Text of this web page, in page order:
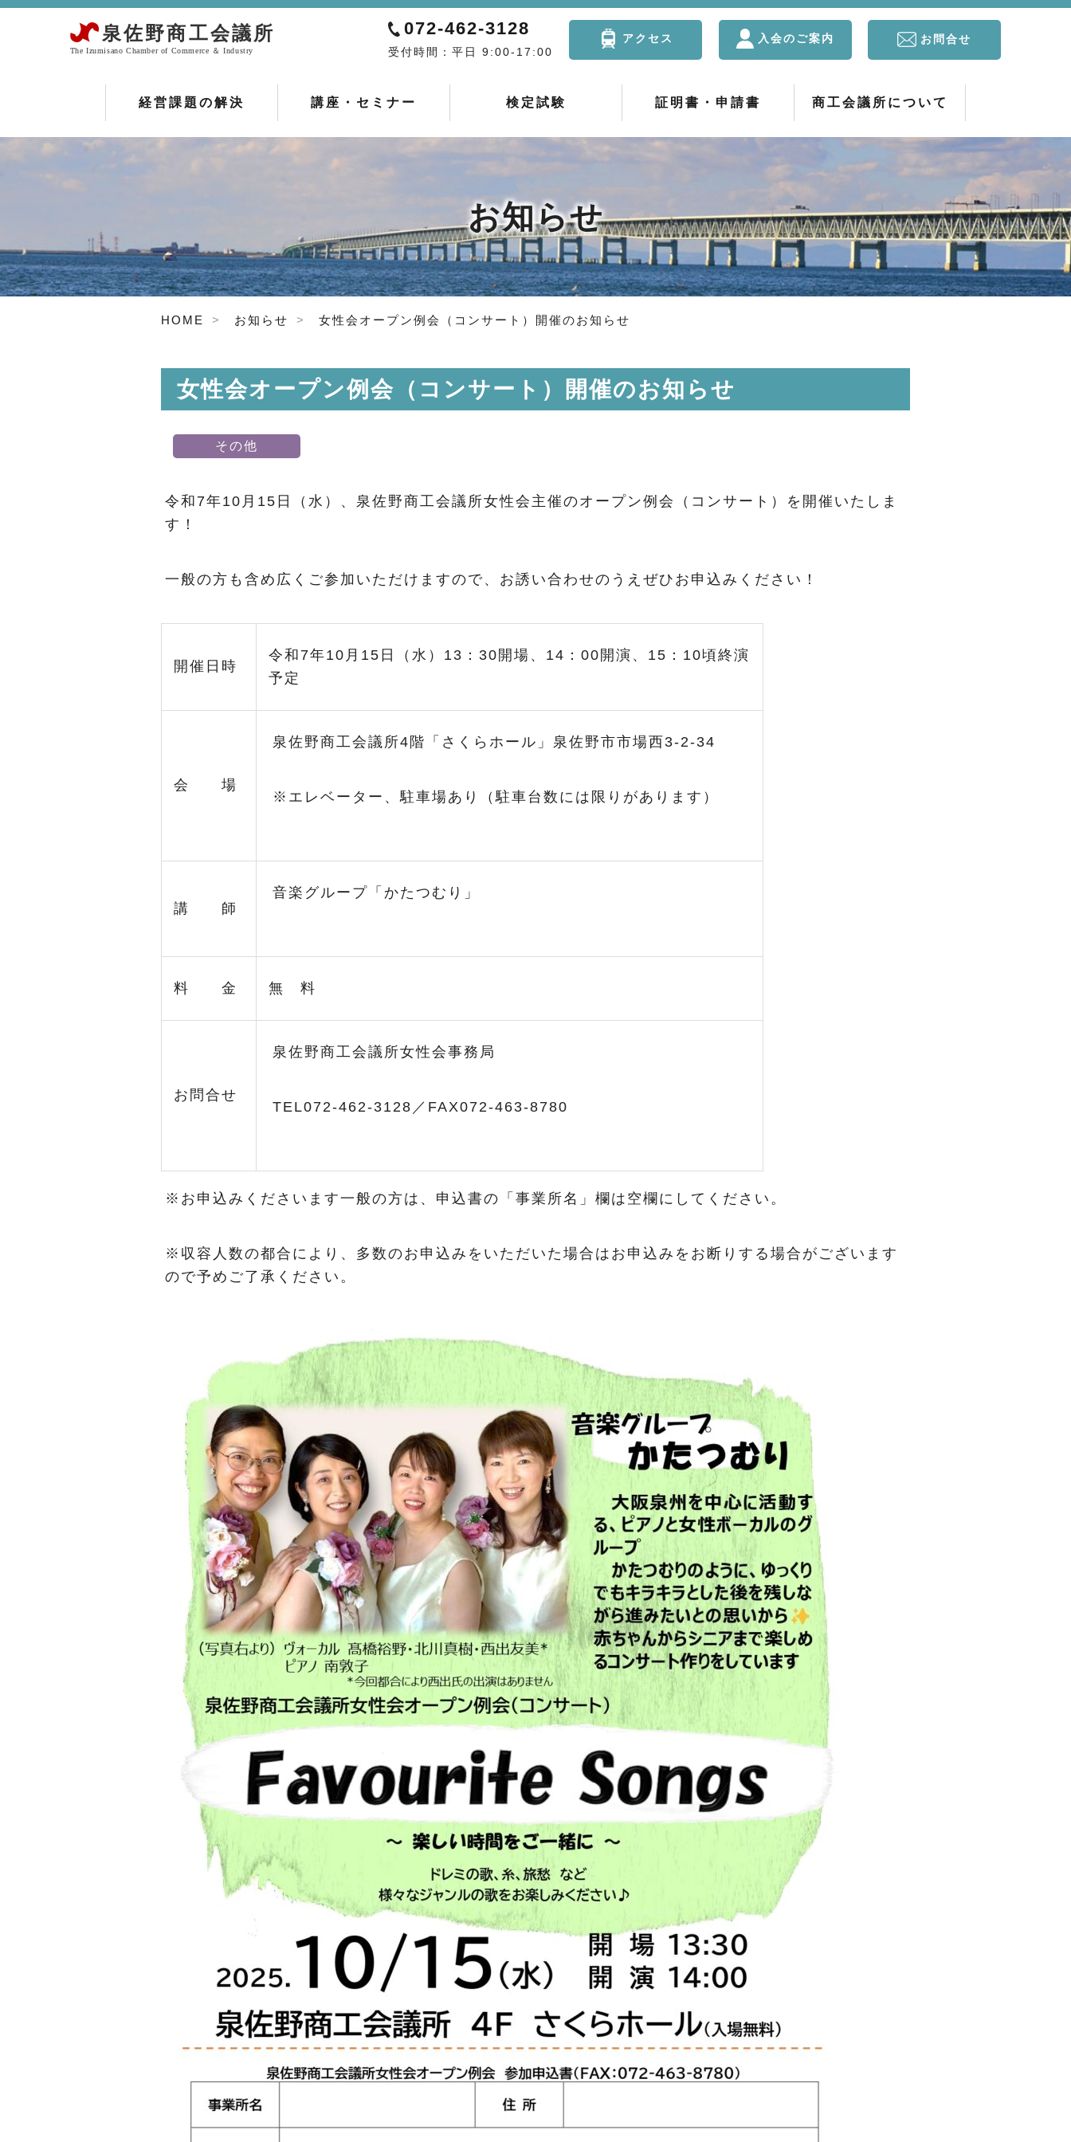
072-462-3128
受付時間：平日 9:00-17:00
アクセス 入会のご案内 お問合せ
経営課題の解決 講座・セミナー 検定試験 証明書・申請書 商工会議所について
お知らせ
HOME お知らせ 女性会オープン例会（コンサート）開催のお知らせ
女性会オープン例会（コンサート）開催のお知らせ
その他
令和7年10月15日（水）、泉佐野商工会議所女性会主催のオープン例会（コンサート）を開催いたしま
す！
一般の方も含め広くご参加いただけますので、お誘い合わせのうえぜひお申込みください！
開催日時
令和7年10月15日（水）13：30開場、14：00開演、15：10頃終演
予定
会 場
泉佐野商工会議所4階「さくらホール」泉佐野市市場西3-2-34
※エレベーター、駐車場あり（駐車台数には限りがあります）
講 師
音楽グループ「かたつむり」
料 金 無 料
お問合せ
泉佐野商工会議所女性会事務局
TEL072-462-3128／FAX072-463-8780
※お申込みくださいます一般の方は、申込書の「事業所名」欄は空欄にしてください。
※収容人数の都合により、多数のお申込みをいただいた場合はお申込みをお断りする場合がございます
ので予めご了承ください。